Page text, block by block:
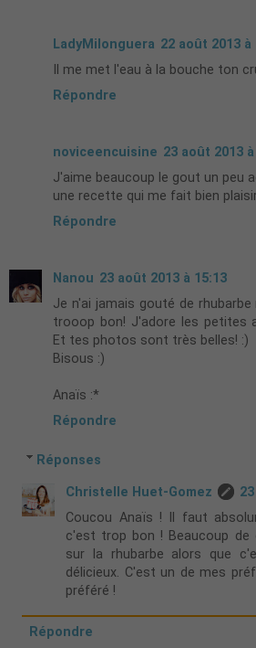
LadyMilonguera 22 août 2013 à
Il me met l'eau à la bouche ton
Répondre
noviceencuisine 23 août 2013
J'aime beaucoup le gout un peu
une recette qui me fait bien
Répondre
Nanou 23 août 2013 à 15:13
Je n'ai jamais gouté de
trooop bon! J'adore les petites
Et tes photos sont très belles! :)
Bisous :)
Anaïs :*
Répondre
Réponses
Christelle Huet-Gomez
Coucou Anaïs ! Il faut
c'est trop bon ! Beaucoup de
sur la rhubarbe alors que
délicieux. C'est un de mes
préféré !
Répondre